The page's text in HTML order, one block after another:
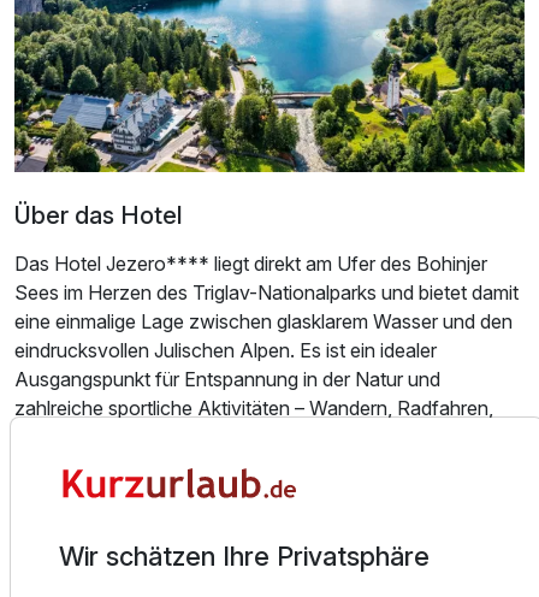
Ausstattung
Für 7 Tage p.P. ab480,00 €
Dreibettzimmer
2 Erwachsene und 1 Kind
Über das Hotel
Das Hotel Jezero**** liegt direkt am Ufer des Bohinjer
Sees im Herzen des Triglav-Nationalparks und bietet damit
eine einmalige Lage zwischen glasklarem Wasser und den
eindrucksvollen Julischen Alpen. Es ist ein idealer
Ausgangspunkt für Entspannung in der Natur und
zahlreiche sportliche Aktivitäten – Wandern, Radfahren,
Das Hotel verfügt über 71 Zimmer und fünf Suiten. Die
Terrasse mit Sitzgelegenheit, Kabel-TV, Minibar oder
Wir schätzen Ihre Privatsphäre